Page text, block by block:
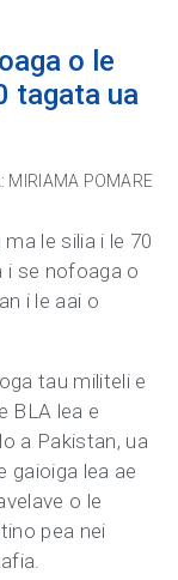
o le
tagata ua
MIRIAMA POMARE
le silia i le 70
i se nofoaga o
i le aai o
tau militeli e
BLA lea e
a Pakistan, ua
gaioiga lea ae
o le
pea nei